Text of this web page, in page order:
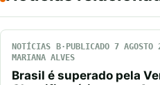
NOTÍCIAS PUBLICADO 7 AGOSTO
MARIANA ALVES
Brasil é superado pela